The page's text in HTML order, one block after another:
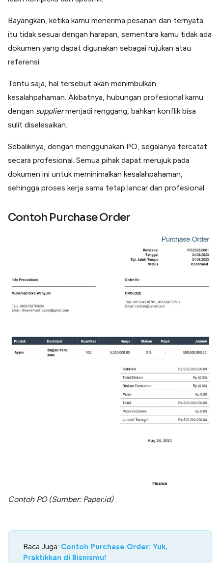
Bayangkan, ketika kamu menerima pesanan dan ternyata
itu tidak sesuai dengan harapan, sementara kamu tidak ada
dokumen yang dapat digunakan sebagai rujukan atau
referensi.
Tentu saja, hal tersebut akan menimbulkan
kesalahpahaman. Akibatnya, hubungan profesional kamu
dengan suppliermenjadi renggang, bahkan konflik bisa
sulit diselesaikan.
Sebaliknya, dengan menggunakan PO, segalanya tercatat
secara profesional. Semua pihak dapat merujuk pada
dokumen ini untuk meminimalkan kesalahpahaman,
sehingga proses kerja sama tetap lancar dan profesional.
Contoh Purchase Order
Contoh PO (Sumber: Paper.id)
Baca Juga: Contoh Purchase Order: Yuk,
Praktikkan di Bisnismu!